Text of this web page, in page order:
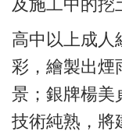
及施工中的挖
高中以上成人
彩，繪製出煙
景；銀牌楊美
技術純熟，將